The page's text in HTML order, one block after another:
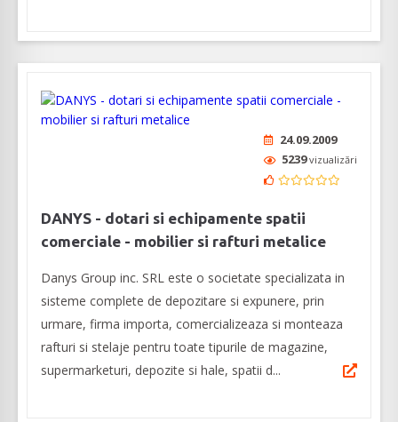
24.09.2009
5239vizualizări
DANYS - dotari si echipamente spatii
comerciale - mobilier si rafturi metalice
Danys Group inc. SRL este o societate specializata in
sisteme complete de depozitare si expunere, prin
urmare, firma importa, comercializeaza si monteaza
rafturi si stelaje pentru toate tipurile de magazine,
supermarketuri, depozite si hale, spatii d...